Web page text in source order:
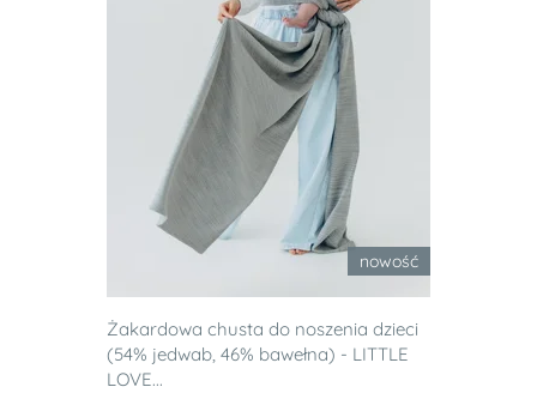
nowość
Żakardowa chusta do noszenia dzieci
(54% jedwab, 46% bawełna) - LITTLE
LOVE...